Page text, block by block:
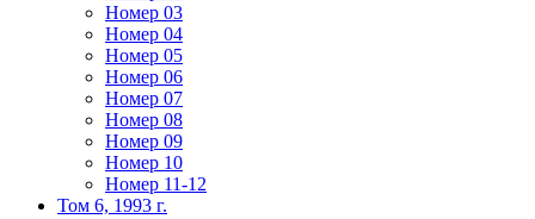
Номер 03
Номер 04
Номер 05
Номер 06
Номер 07
Номер 08
Номер 09
Номер 10
Номер 11-12
Том 6, 1993 г.